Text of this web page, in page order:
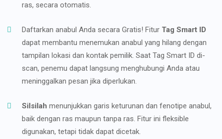
ras, secara otomatis.
Daftarkan anabul Anda secara Gratis! Fitur Tag Smart ID
dapat membantu menemukan anabul yang hilang dengan
tampilan lokasi dan kontak pemilik. Saat Tag Smart ID di-
scan, penemu dapat langsung menghubungi Anda atau
meninggalkan pesan jika diperlukan.
Silsilah menunjukkan garis keturunan dan fenotipe anabul,
baik dengan ras maupun tanpa ras. Fitur ini fleksible
digunakan, tetapi tidak dapat dicetak.